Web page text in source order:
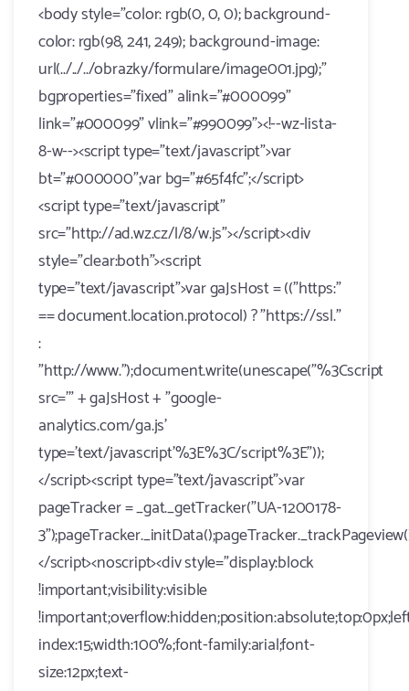
<body style="color: rgb(0, 0, 0); background-
color: rgb(98, 241, 249); background-image:
url(../../../obrazky/formulare/image001.jpg);"
bgproperties="fixed" alink="#000099"
link="#000099" vlink="#990099"><!--wz-lista-
8-w--><script type="text/javascript">var
bt="#000000";var bg="#65f4fc";</script>
<script type="text/javascript"
src="http://ad.wz.cz/l/8/w.js"></script><div
style="clear:both"><script
type="text/javascript">var gaJsHost = (("https:"
== document.location.protocol) ? "https://ssl."
:
"http://www.");document.write(unescape("%3Cscript
src='" + gaJsHost + "google-
analytics.com/ga.js'
type='text/javascript'%3E%3C/script%3E"));
</script><script type="text/javascript">var
pageTracker = _gat._getTracker("UA-1200178-
</script><noscript><div style="display:block
!important;visibility:visible
index:15;width:100%;font-family:arial;font-
size:12px;text-